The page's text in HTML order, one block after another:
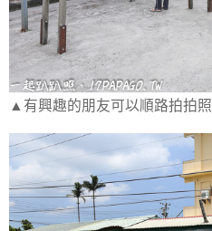
▲有興趣的朋友可以順路拍拍照